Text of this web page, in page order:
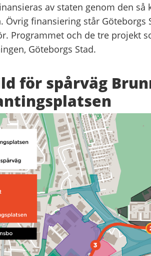
av staten genom den så
Övrig finansiering står Göteborgs
Programmet och de tre projekt
Göteborgs Stad.
för spårväg